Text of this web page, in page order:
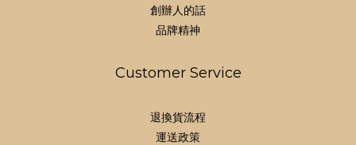
創辦人的話
品牌精神
Customer Service
退換貨流程
運送政策